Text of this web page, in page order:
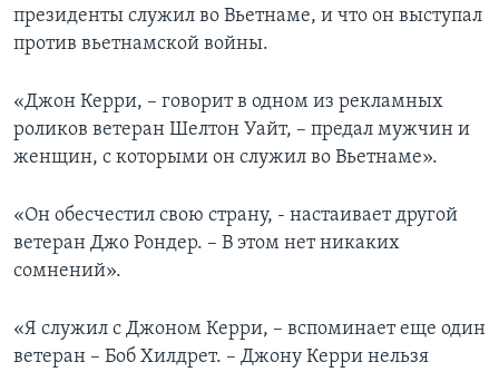
президенты служил во Вьетнаме, и что он выступал
против вьетнамской войны.
«Джон Керри, – говорит в одном из рекламных
роликов ветеран Шелтон Уайт, – предал мужчин и
женщин, с которыми он служил во Вьетнаме».
«Он обесчестил свою страну, - настаивает другой
ветеран Джо Рондер. – В этом нет никаких
сомнений».
«Я служил с Джоном Керри, – вспоминает еще один
ветеран – Боб Хилдрет. – Джону Керри нельзя